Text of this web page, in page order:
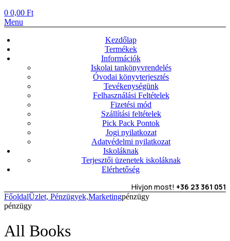
0 0,00 Ft
Menu
Kezdőlap
Termékek
Információk
Iskolai tankönyvrendelés
Óvodai könyvterjesztés
Tevékenységünk
Felhasználási Feltételek
Fizetési mód
Szállítási feltételek
Pick Pack Pontok
Jogi nyilatkozat
Adatvédelmi nyilatkozat
Iskoláknak
Terjesztői üzenetek iskoláknak
Elérhetőség
Hívjon most! +36 23 361 051
FőoldalÜzlet, Pénzügyek,Marketingpénzügy
pénzügy
All Books